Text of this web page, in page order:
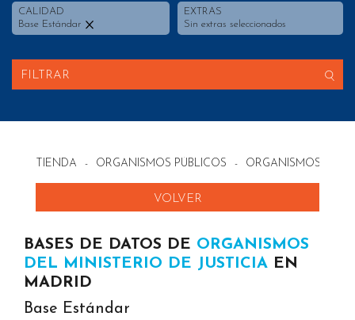
CALIDAD
Base Estándar
EXTRAS
Sin extras seleccionados
FILTRAR
TIENDA - ORGANISMOS PÚBLICOS - ORGANISMOS DEL
VOLVER
BASES DE DATOS DE ORGANISMOS
DEL MINISTERIO DE JUSTICIA EN
MADRID
Base Estándar